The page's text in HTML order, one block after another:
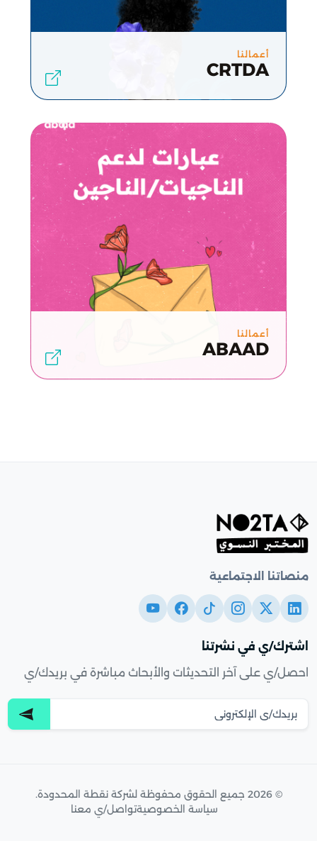
أعمالنا
CRTDA
أعمالنا
ABAAD
منصاتنا الاجتماعية
اشترك/ي في نشرتنا
احصل/ي على آخر التحديثات والأبحاث مباشرة في بريدك/ي
© 2026 جميع الحقوق محفوظة لشركة نقطة المحدودة.
سياسة الخصوصيةتواصل/ي معنا